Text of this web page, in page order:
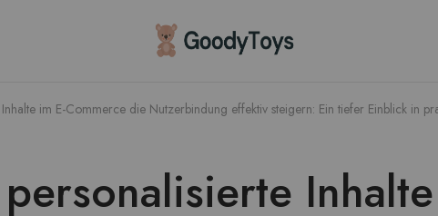
Children
Toys
im E-Commerce die Nutzerbindung effektiv steigern: Ein tiefer Einblick in